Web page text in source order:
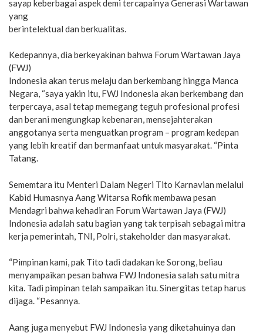
sayap keberbagai aspek demi tercapainya Generasi Wartawan
yang
berintelektual dan berkualitas.
Kedepannya, dia berkeyakinan bahwa Forum Wartawan Jaya
(FWJ)
Indonesia akan terus melaju dan berkembang hingga Manca
Negara, “saya yakin itu, FWJ Indonesia akan berkembang dan
terpercaya, asal tetap memegang teguh profesional profesi
dan berani mengungkap kebenaran, mensejahterakan
anggotanya serta menguatkan program – program kedepan
yang lebih kreatif dan bermanfaat untuk masyarakat. “Pinta
Tatang.
Sememtara itu Menteri Dalam Negeri Tito Karnavian melalui
Kabid Humasnya Aang Witarsa Rofik membawa pesan
Mendagri bahwa kehadiran Forum Wartawan Jaya (FWJ)
Indonesia adalah satu bagian yang tak terpisah sebagai mitra
kerja pemerintah, TNI, Polri, stakeholder dan masyarakat.
“Pimpinan kami, pak Tito tadi dadakan ke Sorong, beliau
menyampaikan pesan bahwa FWJ Indonesia salah satu mitra
kita. Tadi pimpinan telah sampaikan itu. Sinergitas tetap harus
dijaga. “Pesannya.
Aang juga menyebut FWJ Indonesia yang diketahuinya dan